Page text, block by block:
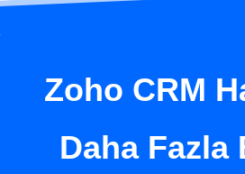
Zoho CRM
Daha Fazla